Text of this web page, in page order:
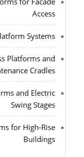
Access
Systems
Platforms and
Cradles
and Electric
Swing Stages
for High-Rise
Buildings